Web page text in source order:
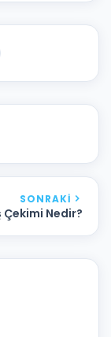
SONRAKI
Çekimi Nedir?